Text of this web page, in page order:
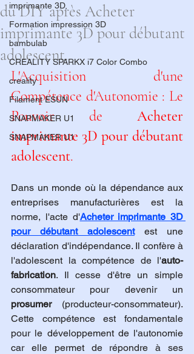
imprimante 3D,
Formation impression 3D
bambulab
CREALITY SPARKX i7 Color Combo
creality
Filament ESUN
SNAPMAKER U1
SNAPMAKER U1
du DIY après Acheter
imprimante 3D pour débutant
adolescent.
L'Acquisition d'une
Compétence d'Autonomie : Le
Pouvoir de Acheter
imprimante 3D pour débutant
adolescent.
Dans un monde où la dépendance aux
entreprises manufacturières est la
norme, l'acte d'Acheter imprimante 3D
pour débutant adolescent est une
déclaration d'indépendance. Il confère à
l'adolescent la compétence de l'auto-
fabrication. Il cesse d'être un simple
prosumer (producteur-consommateur).
Cette compétence est fondamentale
pour le développement de l'autonomie
car elle permet de répondre à ses